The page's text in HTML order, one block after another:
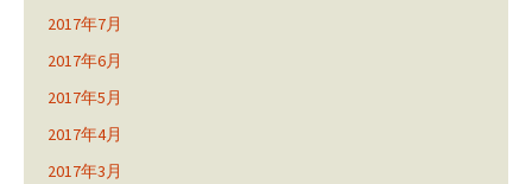
2017年7月
2017年6月
2017年5月
2017年4月
2017年3月